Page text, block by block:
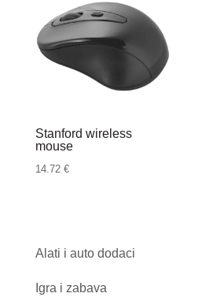
Alati i auto dodaci
Igra i zabava
Stanford wireless
mouse
14.72 €